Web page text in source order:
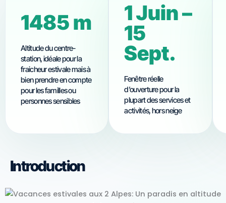
1650 m
Altitude du centre-
station, idéale pour la
fraicheur estivale mais à
bien prendre en compte
pour les familles ou
personnes sensibles
1 Juin –
15
Sept.
Fenêtre réelle
d’ouverture pour la
plupart des services et
activités, hors neige
Introduction